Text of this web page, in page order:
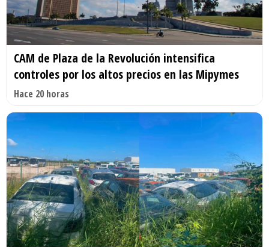
CAM de Plaza de la Revolución intensifica
controles por los altos precios en las Mipymes
Hace 20 horas